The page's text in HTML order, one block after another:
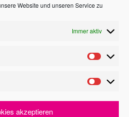
Website und unseren Service zu
Immer aktiv
akzeptieren